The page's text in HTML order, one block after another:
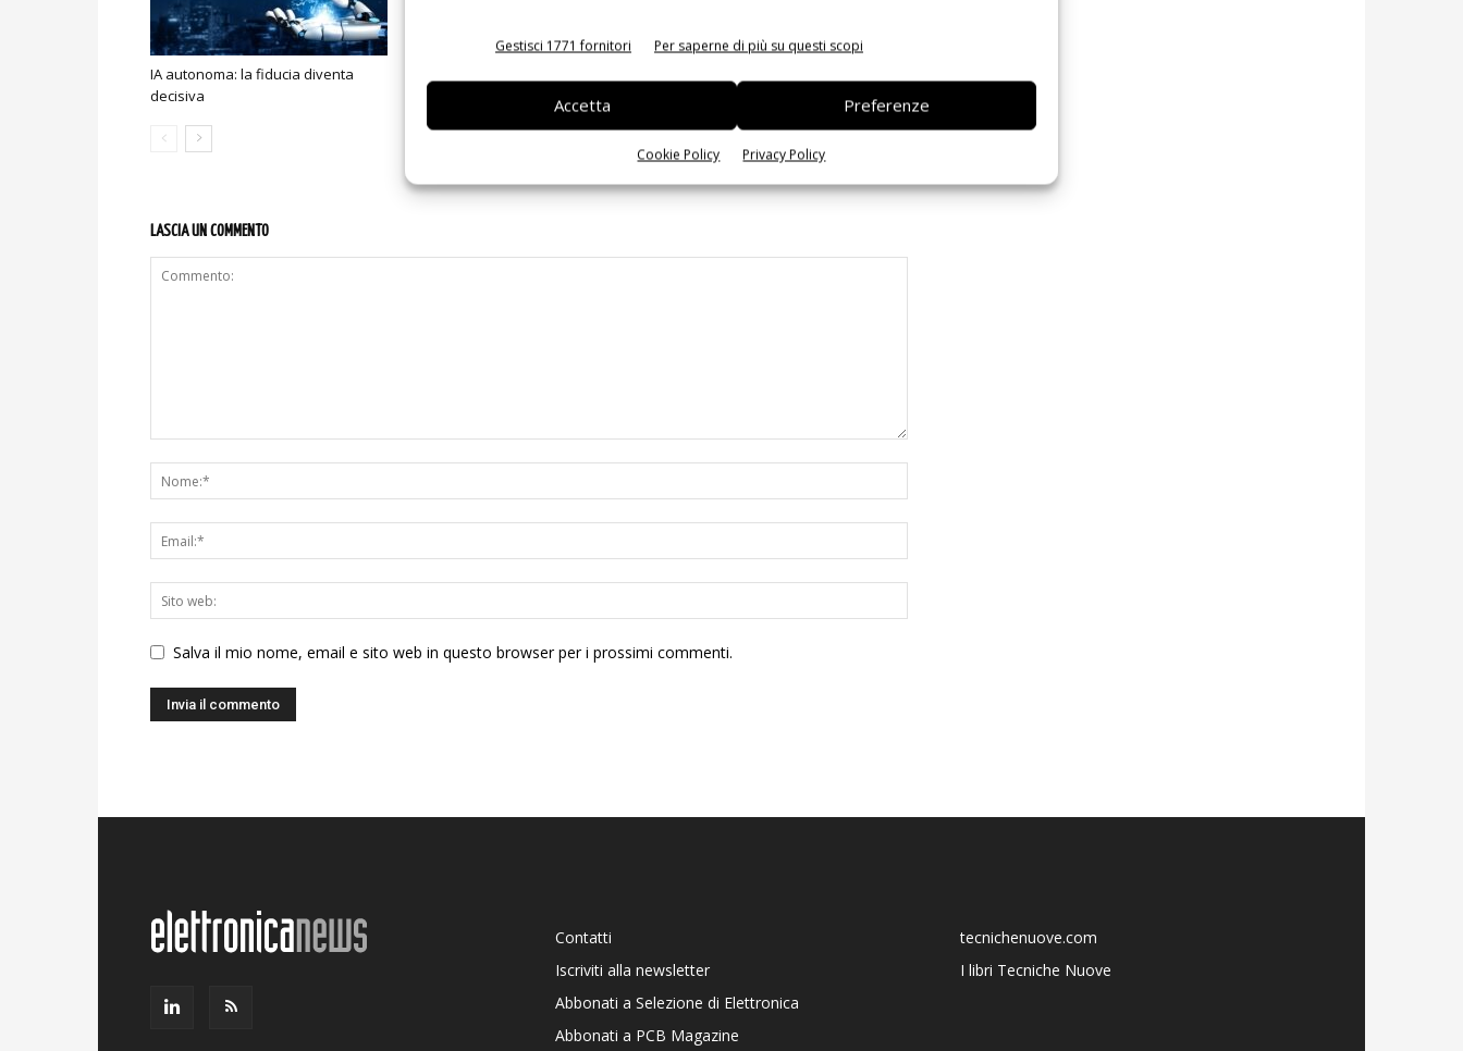
Gestisci 1771 fornitori Per saperne di più su questi scopi
Accetta Preferenze
Cookie Policy Privacy Policy
IA autonoma: la fiducia diventa
decisiva
sicurezza e interoperabilità
LASCIA UN COMMENTO
Salva il mio nome, email e sito web in questo browser per i prossimi commenti.
Contatti
Iscriviti alla newsletter
Abbonati a Selezione di Elettronica
Abbonati a PCB Magazine
tecnichenuove.com
I libri Tecniche Nuove